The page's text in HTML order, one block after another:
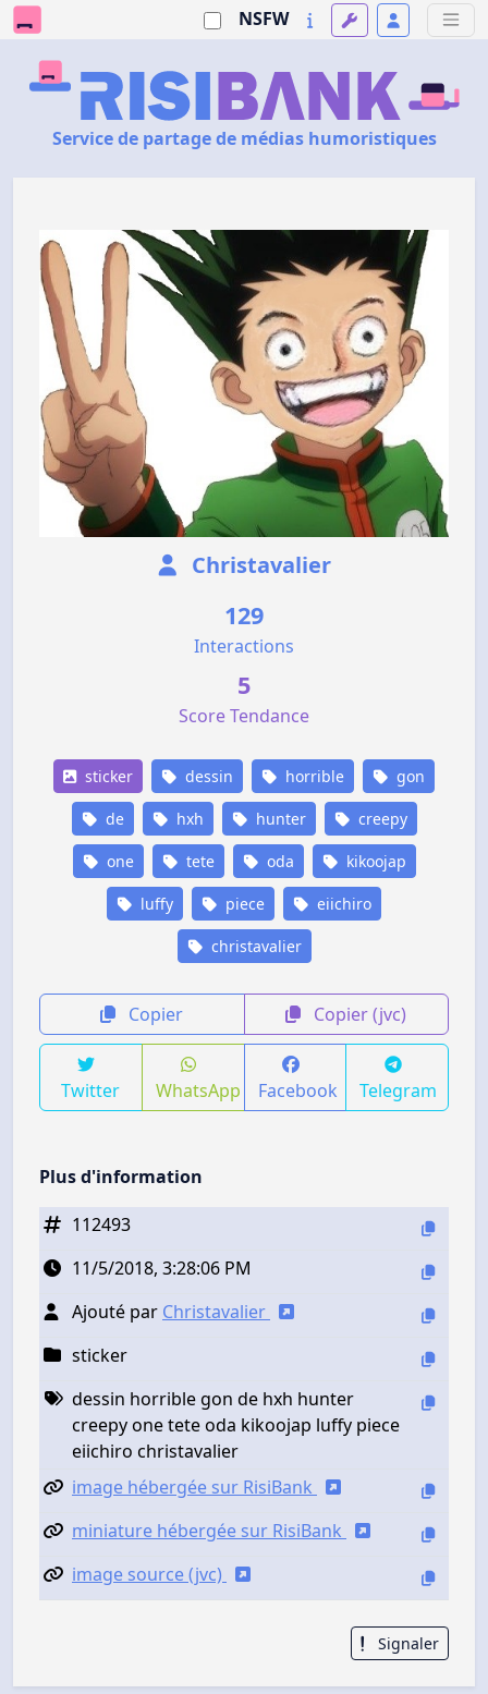
NSFW
Service de partage de médias humoristiques
Christavalier
129
Interactions
5
Score Tendance
sticker dessin horrible gon
de hxh hunter creepy
one tete oda kikoojap
luffy piece eiichiro
christavalier
Copier Copier (jvc)
Twitter WhatsApp Facebook Telegram
Plus d'information
112493
11/5/2018, 3:28:06 PM
Ajouté par Christavalier
sticker
dessin horrible gon de hxh hunter
creepy one tete oda kikoojap luffy piece
eiichiro christavalier
image hébergée sur RisiBank
miniature hébergée sur RisiBank
image source (jvc)
Signaler